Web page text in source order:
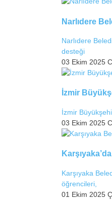
Narlıdere
Narlıdere
desteği
03 Ekim 2025
İzmir
İzmir
03 Ekim 2025
Karşıyaka
öğrencileri,
01 Ekim 2025